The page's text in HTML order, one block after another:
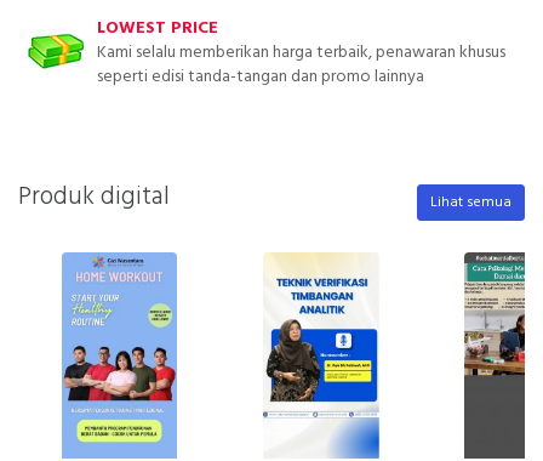
LOWEST PRICE
Kami selalu memberikan harga terbaik, penawaran khusus
seperti edisi tanda-tangan dan promo lainnya
Produk digital Lihat semua